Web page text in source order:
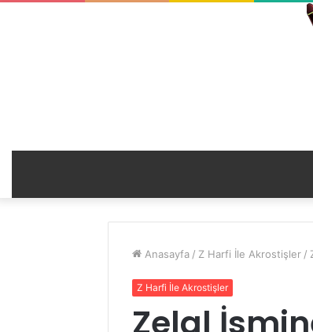
Anasayfa / Z Harfi İle Akrostişler /
Z Harfi İle Akrostişler
Zelal